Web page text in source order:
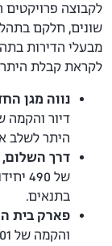
לקבוצה
שונים, חלקם
מבעלי הדירות
לקראת קבלת היתר
נווה מגן
היתר לשלב
דרך השלום,
של
בתנאים.
פארק בית